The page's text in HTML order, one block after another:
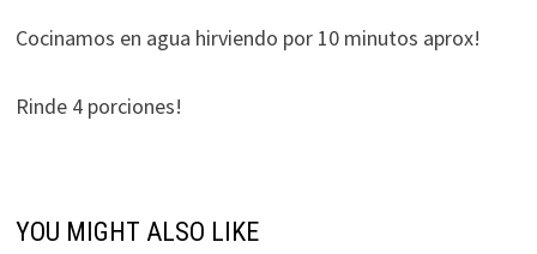
Cocinamos en agua hirviendo por 10 minutos aprox!
Rinde 4 porciones!
YOU MIGHT ALSO LIKE